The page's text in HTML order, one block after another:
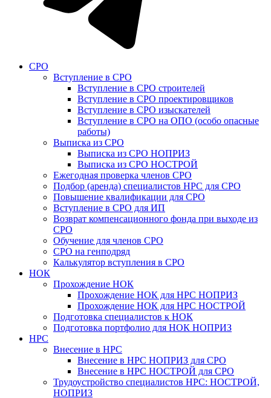
СРО
Вступление в СРО
Вступление в СРО строителей
Вступление в СРО проектировщиков
Вступление в СРО изыскателей
Вступление в СРО на ОПО (особо опасные
работы)
Выписка из СРО
Выписка из СРО НОПРИЗ
Выписка из СРО НОСТРОЙ
Ежегодная проверка членов СРО
Подбор (аренда) специалистов НРС для СРО
Повышение квалификации для СРО
Вступление в СРО для ИП
Возврат компенсационного фонда при выходе из
СРО
Обучение для членов СРО
СРО на генподряд
Калькулятор вступления в СРО
НОК
Прохождение НОК
Прохождение НОК для НРС НОПРИЗ
Прохождение НОК для НРС НОСТРОЙ
Подготовка специалистов к НОК
Подготовка портфолио для НОК НОПРИЗ
НРС
Внесение в НРС
Внесение в НРС НОПРИЗ для СРО
Внесение в НРС НОСТРОЙ для СРО
Трудоустройство специалистов НРС: НОСТРОЙ,
НОПРИЗ